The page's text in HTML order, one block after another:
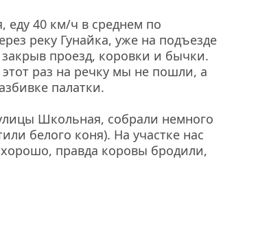
еду 40 км/ч в среднем по
реку Гунайка, уже на подъезде
проезд, коровки и бычки.
раз на речку мы не пошли, а
палатки.
Школьная, собрали немного
белого коня). На участке нас
правда коровы бродили,